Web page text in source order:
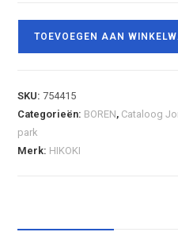
TOEVOEGEN AAN
SKU:754415
Categorieën: BOREN, Cataloog
park
Merk: HIKOKI